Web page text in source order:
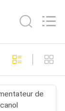
45
de textile
de